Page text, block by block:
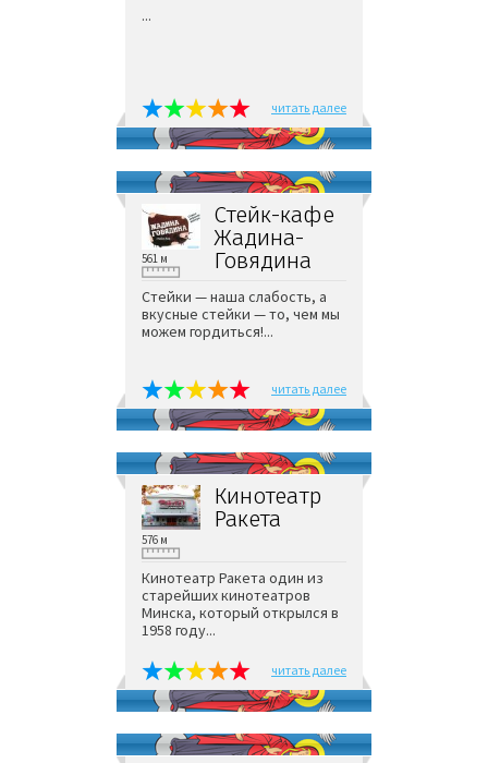
...
читать далее
Стейк-кафе
Жадина-
Говядина
561 м
Стейки — наша слабость, а
вкусные стейки — то, чем мы
можем гордиться!...
читать далее
Кинотеатр
Ракета
576 м
Кинотеатр Ракета один из
старейших кинотеатров
Минска, который открылся в
1958 году...
читать далее